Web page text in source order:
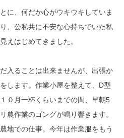
に、何だか心がウキウキしていま
、公私共に不安な心持ちでいた私
えはじめてきました。
入ることは出来ませんが、出張か
します。作業小屋を整えて、D型
０月一杯くらいまでの間、早朝5
農作業のゴングが鳴り響きます。
地での仕事。今年は作業服をもう